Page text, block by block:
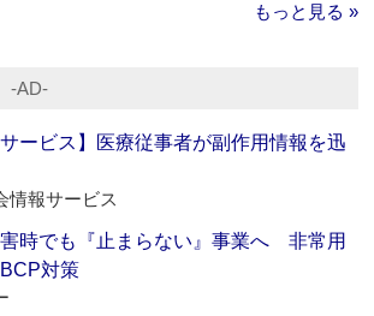
もっと見る »
‐AD‐
サービス】医療従事者が副作用情報を迅
情報サービス
害時でも『止まらない』事業へ 非常用
対策